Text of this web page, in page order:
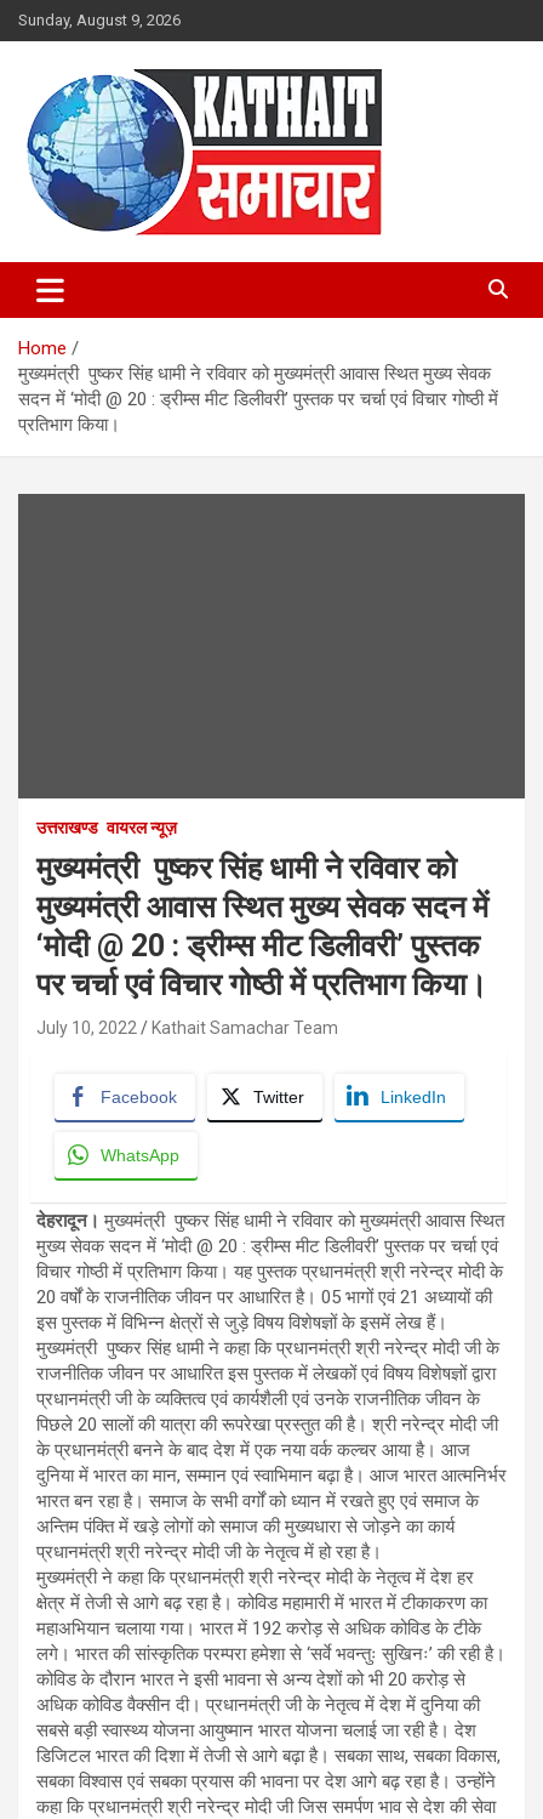
Skip
to
Sunday, August 9, 2026
Kathait Samachar – Latest
Uttarakhand News in Hindi,
Uttarakhand News Headlines
Home
मुख्यमंत्री पुष्कर सिंह धामी ने रविवार को मुख्यमंत्री आवास स्थित मुख्य सेवक
सदन में ‘मोदी @ 20 : ड्रीम्स मीट डिलीवरी’ पुस्तक पर चर्चा एवं विचार गोष्ठी में
प्रतिभाग किया।
उत्तराखण्ड वायरल न्यूज़
मुख्यमंत्री पुष्कर सिंह धामी ने रविवार को
मुख्यमंत्री आवास स्थित मुख्य सेवक सदन में
‘मोदी @ 20 : ड्रीम्स मीट डिलीवरी’ पुस्तक
पर चर्चा एवं विचार गोष्ठी में प्रतिभाग किया।
July 10, 2022 Kathait Samachar Team
Facebook Twitter LinkedIn
WhatsApp
देहरादून। मुख्यमंत्री पुष्कर सिंह धामी ने रविवार को मुख्यमंत्री आवास स्थित
मुख्य सेवक सदन में ‘मोदी @ 20 : ड्रीम्स मीट डिलीवरी’ पुस्तक पर चर्चा एवं
विचार गोष्ठी में प्रतिभाग किया। यह पुस्तक प्रधानमंत्री श्री नरेन्द्र मोदी के
20 वर्षों के राजनीतिक जीवन पर आधारित है। 05 भागों एवं 21 अध्यायों की
इस पुस्तक में विभिन्न क्षेत्रों से जुड़े विषय विशेषज्ञों के इसमें लेख हैं।
मुख्यमंत्री पुष्कर सिंह धामी ने कहा कि प्रधानमंत्री श्री नरेन्द्र मोदी जी के
राजनीतिक जीवन पर आधारित इस पुस्तक में लेखकों एवं विषय विशेषज्ञों द्वारा
प्रधानमंत्री जी के व्यक्तित्व एवं कार्यशैली एवं उनके राजनीतिक जीवन के
पिछले 20 सालों की यात्रा की रूपरेखा प्रस्तुत की है। श्री नरेन्द्र मोदी जी
के प्रधानमंत्री बनने के बाद देश में एक नया वर्क कल्चर आया है। आज
दुनिया में भारत का मान, सम्मान एवं स्वाभिमान बढ़ा है। आज भारत आत्मनिर्भर
भारत बन रहा है। समाज के सभी वर्गों को ध्यान में रखते हुए एवं समाज के
अन्तिम पंक्ति में खड़े लोगों को समाज की मुख्यधारा से जोड़ने का कार्य
प्रधानमंत्री श्री नरेन्द्र मोदी जी के नेतृत्व में हो रहा है।
मुख्यमंत्री ने कहा कि प्रधानमंत्री श्री नरेन्द्र मोदी के नेतृत्व में देश हर
क्षेत्र में तेजी से आगे बढ़ रहा है। कोविड महामारी में भारत में टीकाकरण का
महाअभियान चलाया गया। भारत में 192 करोड़ से अधिक कोविड के टीके
लगे। भारत की सांस्कृतिक परम्परा हमेशा से ‘सर्वे भवन्तुः सुखिनः’ की रही है।
कोविड के दौरान भारत ने इसी भावना से अन्य देशों को भी 20 करोड़ से
अधिक कोविड वैक्सीन दी। प्रधानमंत्री जी के नेतृत्व में देश में दुनिया की
सबसे बड़ी स्वास्थ्य योजना आयुष्मान भारत योजना चलाई जा रही है। देश
डिजिटल भारत की दिशा में तेजी से आगे बढ़ा है। सबका साथ, सबका विकास,
सबका विश्वास एवं सबका प्रयास की भावना पर देश आगे बढ़ रहा है। उन्होंने
कहा कि प्रधानमंत्री श्री नरेन्द्र मोदी जी जिस समर्पण भाव से देश की सेवा